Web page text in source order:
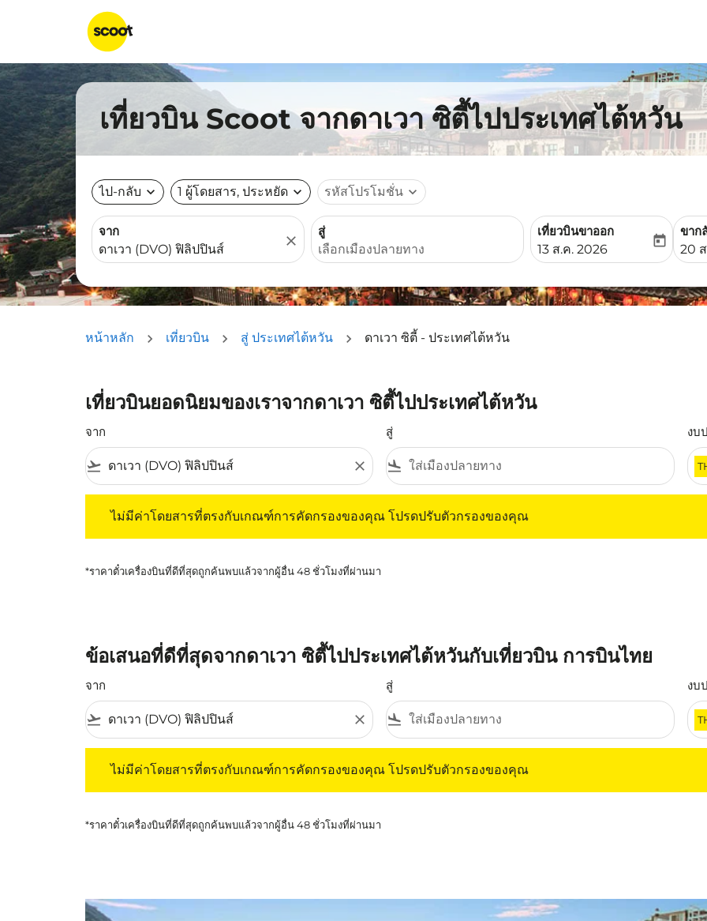
เที่ยวบิน Scoot จากดาเวา ซิตี้ไปประเทศไต้หวัน
ไป-กลับ expand_more 1 ผู้โดยสาร, ประหยัด expand_more รหัสโปรโมชั่น expand_more
จาก
close
สู่
เที่ยวบินขาออก
fc-booking-departure-
13 ส.ค. 2026
today
ขาก
fc-
20
หน้าหลัก เที่ยวบิน สู่ ประเทศไต้หวัน ดาเวา ซิตี้ - ประเทศไต้หวัน
เที่ยวบินยอดนิยมของเราจากดาเวา ซิตี้ไปประเทศไต้หวัน
จาก
flight_takeoff close
สู่
flight_land
งบ
ไม่มีค่าโดยสารที่ตรงกับเกณฑ์การคัดกรองของคุณ โปรดปรับตัวกรองของคุณ
*ราคาตั๋วเครื่องบินที่ดีที่สุดถูกค้นพบแล้วจากผู้อื่น 48 ชั่วโมงที่ผ่านมา
ข้อเสนอที่ดีที่สุดจากดาเวา ซิตี้ไปประเทศไต้หวันกับเที่ยวบิน การบินไทย
จาก
flight_takeoff close
สู่
flight_land
งบ
ไม่มีค่าโดยสารที่ตรงกับเกณฑ์การคัดกรองของคุณ โปรดปรับตัวกรองของคุณ
*ราคาตั๋วเครื่องบินที่ดีที่สุดถูกค้นพบแล้วจากผู้อื่น 48 ชั่วโมงที่ผ่านมา